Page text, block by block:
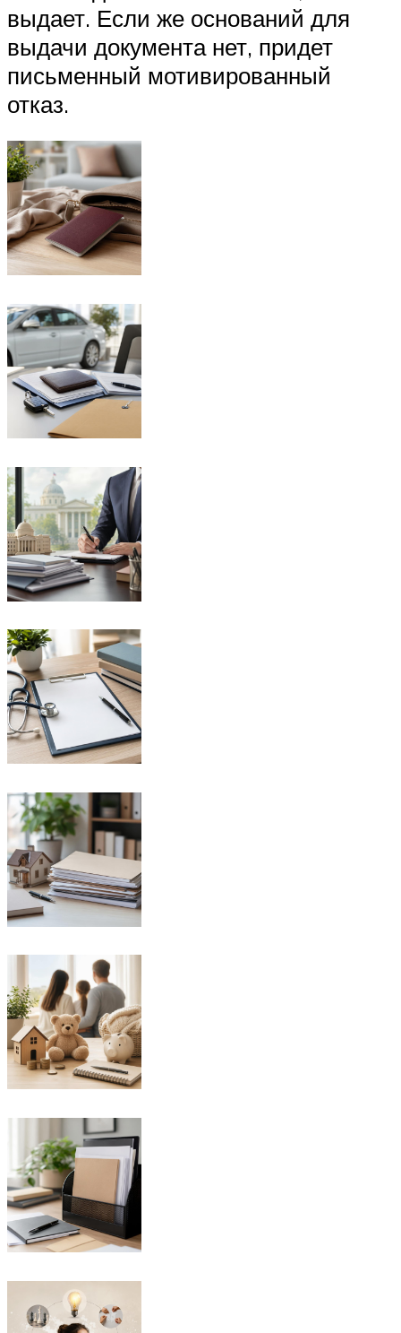
выдает. Если же оснований для
выдачи документа нет, придет
письменный мотивированный
отказ.